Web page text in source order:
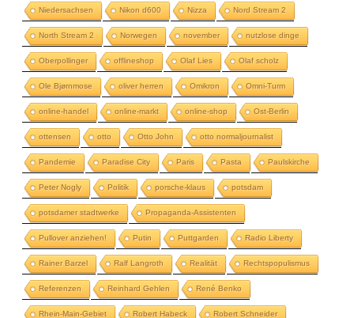
Niedersachsen Nikon d600 Nizza Nord Stream 2
North Stream 2 Norwegen november nutzlose dinge
Oberpollinger offlineshop Olaf Lies Olaf scholz
Ole Bjørnmose oliver herren Omikron Omni-Turm
online-handel online-markt online-shop Ost-Berlin
ottensen otto Otto John otto normaljournalist
Pandemie Paradise City Paris Pasta Paulskirche
Peter Nogly Politik porsche-klaus potsdam
potsdamer stadtwerke Propaganda-Assistenten
Pullover anziehen! Putin Puttgarden Radio Liberty
Rainer Barzel Ralf Langroth Realität Rechtspopulismus
Referenzen Reinhard Gehlen René Benko
Rhein-Main-Gebiet Robert Habeck Robert Schneider